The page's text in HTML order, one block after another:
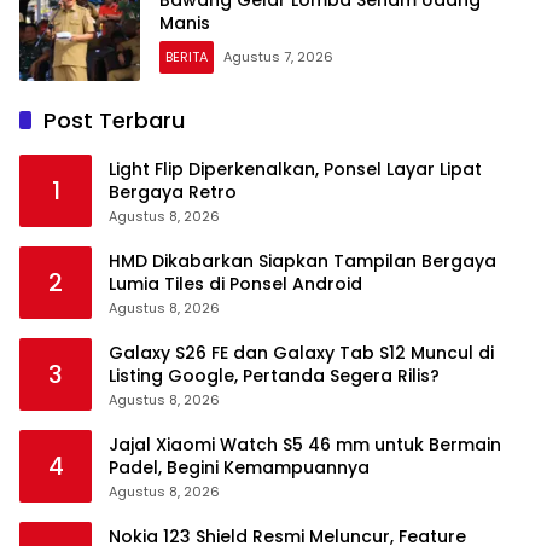
Manis
BERITA Agustus 7, 2026
Post Terbaru
1
Light Flip Diperkenalkan, Ponsel Layar Lipat
Bergaya Retro
Agustus 8, 2026
2
HMD Dikabarkan Siapkan Tampilan Bergaya
Lumia Tiles di Ponsel Android
Agustus 8, 2026
3
Galaxy S26 FE dan Galaxy Tab S12 Muncul di
Listing Google, Pertanda Segera Rilis?
Agustus 8, 2026
4
Jajal Xiaomi Watch S5 46 mm untuk Bermain
Padel, Begini Kemampuannya
Agustus 8, 2026
Nokia 123 Shield Resmi Meluncur, Feature